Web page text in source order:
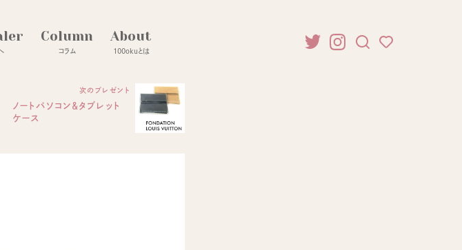
Column
コラム
About
100okuとは
次のプレゼント
ノートパソコン＆タブレット
ケース